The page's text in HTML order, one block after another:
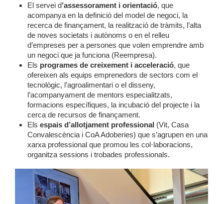
El servei d’assessorament i orientació, que
acompanya en la definició del model de negoci, la
recerca de finançament, la realització de tràmits, l’alta
de noves societats i autònoms o en el relleu
d’empreses per a persones que volen emprendre amb
un negoci que ja funciona (Reempresa).
Els programes de creixement i acceleració, que
ofereixen als equips emprenedors de sectors com el
tecnològic, l’agroalimentari o el disseny,
l’acompanyament de mentors especialitzats,
formacions específiques, la incubació del projecte i la
cerca de recursos de finançament.
Els espais d’allotjament professional (Vit, Casa
Convalescència i CoA Adoberies) que s’agrupen en una
xarxa professional que promou les col·laboracions,
organitza sessions i trobades professionals.